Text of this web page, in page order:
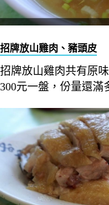
招牌放山雞肉、豬頭皮
招牌放山雞肉共有原
300元一盤，份量還滿